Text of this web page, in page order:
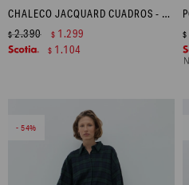
CHALECO JACQUARD CUADROS - GRIS OSCURO
$2.390 $ 1.299
$ 1.104
$
54